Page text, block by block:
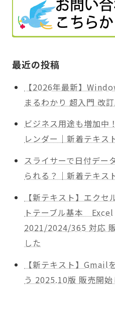
最近の投稿
【2026年最新】
まるわかり 超入門 改
ビジネス用途も増加中
レンダー｜新着テキス
スライサーで日付デー
られる？｜新着テキス
【新テキスト】エクセ
トテーブル基本 Excel
2021/2024/365 対応
した
【新テキスト】Gmail
う 2025.10版 販売開始